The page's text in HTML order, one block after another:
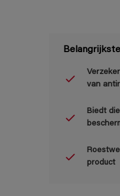
van
Biedt
product